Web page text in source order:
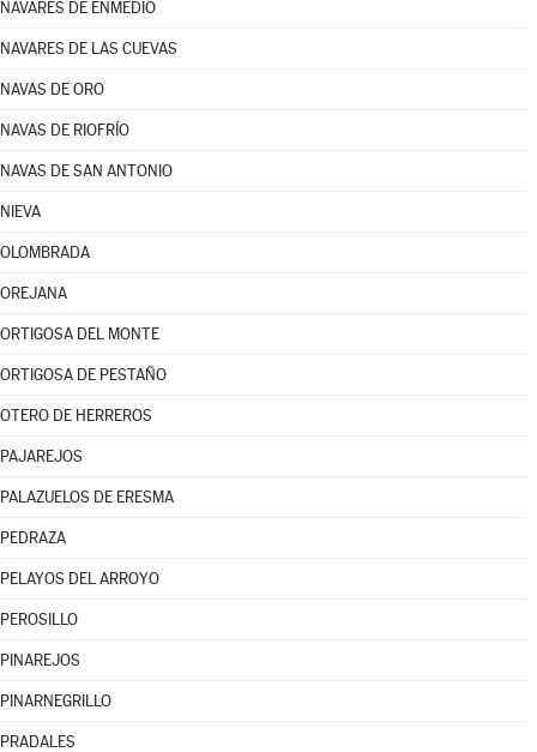
NAVARES DE ENMEDIO
NAVARES DE LAS CUEVAS
NAVAS DE ORO
NAVAS DE RIOFRÍO
NAVAS DE SAN ANTONIO
NIEVA
OLOMBRADA
OREJANA
ORTIGOSA DEL MONTE
ORTIGOSA DE PESTAÑO
OTERO DE HERREROS
PAJAREJOS
PALAZUELOS DE ERESMA
PEDRAZA
PELAYOS DEL ARROYO
PEROSILLO
PINAREJOS
PINARNEGRILLO
PRADALES